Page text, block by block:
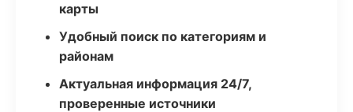
карты
Удобный поиск по категориям и
районам
Актуальная информация 24/7,
проверенные источники